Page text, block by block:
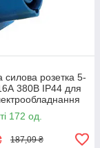
силова розетка 5-
380В IP44 для
172 од.
187,09 ₴